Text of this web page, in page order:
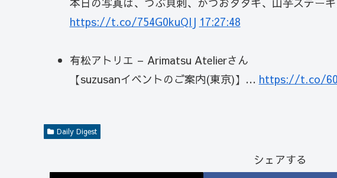
https://t.co/754G0kuQlJ 17:27:48
有松アトリエ – Arimatsu Atelierさん
【suzusanイベントのご案内(東京)】… https://t.co/
Daily Digest
シェアする